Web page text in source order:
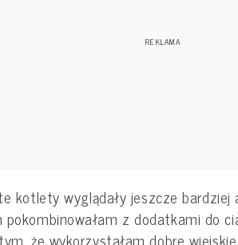
kotlety wyglądały jeszcze
pokombinowałam z dodatkami do
że wykorzystałam dobre